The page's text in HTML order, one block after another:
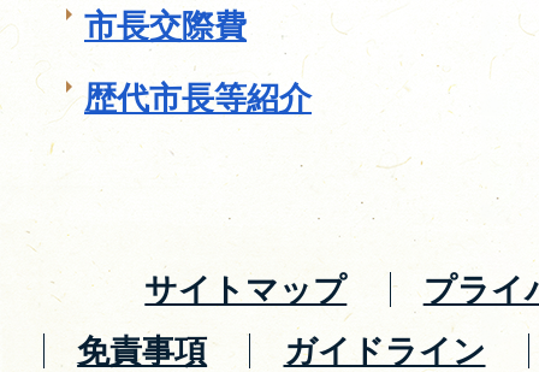
市長交際費
歴代市長等紹介
サイトマップ
プライ
免責事項
ガイドライン